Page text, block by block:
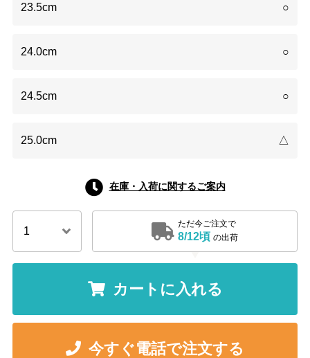
23.5cm ○
24.0cm ○
24.5cm ○
25.0cm △
在庫・入荷に関するご案内
ただ今ご注文で
8/12頃 の出荷
カートに入れる
今すぐ電話で注文する